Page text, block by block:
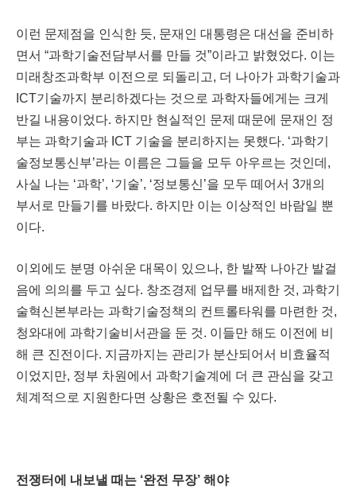
이런 문제점을 인식한 듯, 문재인 대통령은 대선을 준비하
면서 “과학기술전담부서를 만들 것”이라고 밝혔었다. 이는
미래창조과학부 이전으로 되돌리고, 더 나아가 과학기술과
ICT기술까지 분리하겠다는 것으로 과학자들에게는 크게
반길 내용이었다. 하지만 현실적인 문제 때문에 문재인 정
부는 과학기술과 ICT 기술을 분리하지는 못했다. ‘과학기
술정보통신부’라는 이름은 그들을 모두 아우르는 것인데 ,
사실 나는 ‘과학’, ‘기술’, ‘정보통신’을 모두 떼어서 3개의
부서로 만들기를 바랐다. 하지만 이는 이상적인 바람일 뿐
이다.
이외에도 분명 아쉬운 대목이 있으나, 한 발짝 나아간 발걸
음에 의의를 두고 싶다. 창조경제 업무를 배제한 것, 과학기
술혁신본부라는 과학기술정책의 컨트롤타워를 마련한 것,
청와대에 과학기술비서관을 둔 것. 이들만 해도 이전에 비
해 큰 진전이다. 지금까지는 관리가 분산되어서 비효율적
이었지만, 정부 차원에서 과학기술계에 더 큰 관심을 갖고
체계적으로 지원한다면 상황은 호전될 수 있다.
전쟁터에 내보낼 때는 ‘완전 무장’ 해야